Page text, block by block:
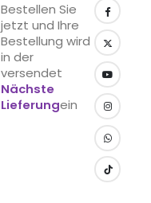
Bestellen Sie
jetzt und Ihre
Bestellung wird
in der
versendet
Nächste
Lieferungein